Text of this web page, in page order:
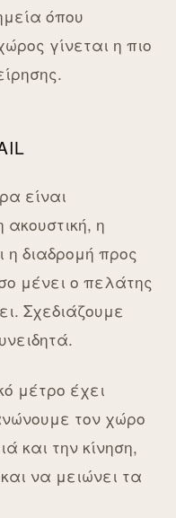
όπου
γίνεται η πιο
είναι
η
η διαδρομή προς
μένει ο πελάτης
Σχεδιάζουμε
μέτρο έχει
τον χώρο
και την κίνηση,
να μειώνει τα